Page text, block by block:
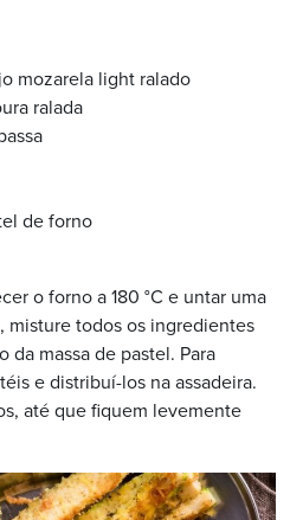
mozarela light ralado
ralada
de forno
o forno a 180 °C e untar uma
misture todos os ingredientes
da massa de pastel. Para
e distribuí-los na assadeira.
até que fiquem levemente